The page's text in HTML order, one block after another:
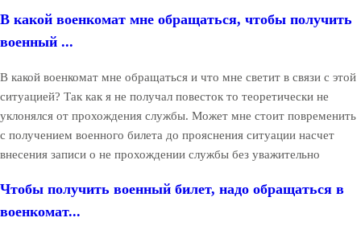
В какой военкомат мне обращаться, чтобы получить
военный ...
В какой военкомат мне обращаться и что мне светит в связи с этой
ситуацией? Так как я не получал повесток то теоретически не
уклонялся от прохождения службы. Может мне стоит повременить
с получением военного билета до прояснения ситуации насчет
внесения записи о не прохождении службы без уважительно
Чтобы получить военный билет, надо обращаться в
военкомат...